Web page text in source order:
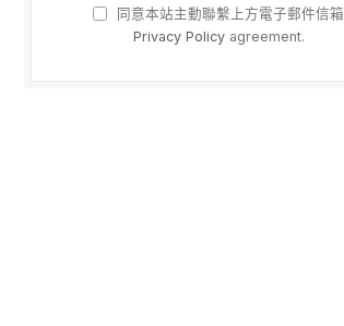
同意本站主動聯繫上方電子郵件信箱
Privacy Policyagreement.